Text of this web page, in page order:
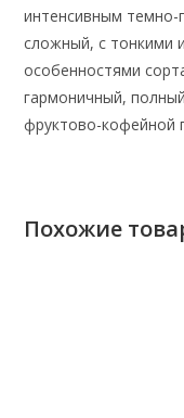
интенсивным темно-
сложный, с тонкими
особенностями
гармоничный,
фруктово-кофейной
Похожие